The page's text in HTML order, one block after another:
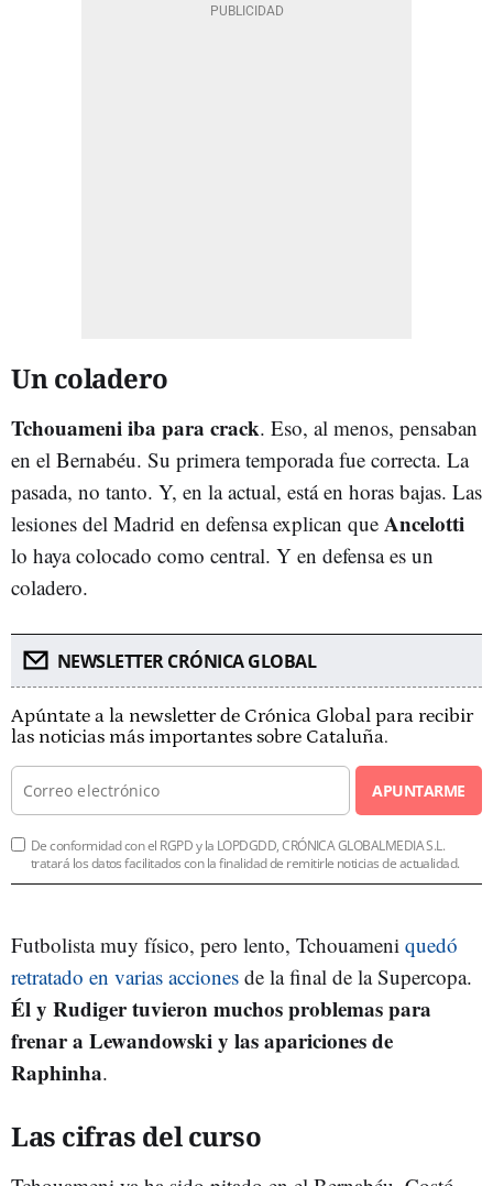
Un coladero
Tchouameni iba para crack. Eso, al menos, pensaban
en el Bernabéu. Su primera temporada fue correcta. La
pasada, no tanto. Y, en la actual, está en horas bajas. Las
lesiones del Madrid en defensa explican que Ancelotti
lo haya colocado como central. Y en defensa es un
coladero.
NEWSLETTER CRÓNICA GLOBAL
Apúntate a la newsletter de Crónica Global para recibir
las noticias más importantes sobre Cataluña.
APUNTARME
De conformidad con el RGPD y la LOPDGDD, CRÓNICA GLOBALMEDIA S.L.
tratará los datos facilitados con la finalidad de remitirle noticias de actualidad.
Futbolista muy físico, pero lento, Tchouameni quedó
retratado en varias acciones de la final de la Supercopa.
Él y Rudiger tuvieron muchos problemas para
frenar a Lewandowski y las apariciones de
Raphinha.
Las cifras del curso